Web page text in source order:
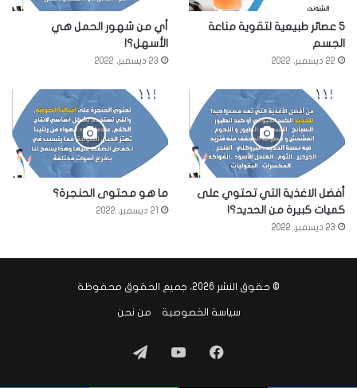
5 عصائر طبيعية لتقوية مناعة
الجسم
22 ديسمبر، 2022
أي من شهور الحمل هي
الأسهل؟!
23 ديسمبر، 2022
أفضل الاغذية التي تحتوي على
كميات كبيرة من الحديد؟!
23 ديسمبر، 2022
ما هو محتوى الحنجرة؟
21 ديسمبر، 2022
© حقوق النشر 2026، جميع الحقوق محفوظة
سياسة الخصوصية من نحن
فيسبوك‫YouTube